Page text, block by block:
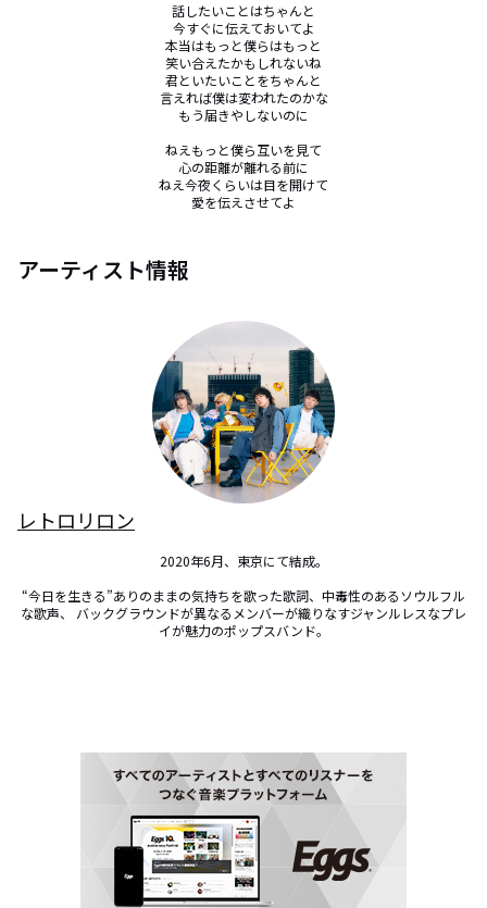
話したいことはちゃんと
今すぐに伝えておいてよ
本当はもっと僕らはもっと
笑い合えたかもしれないね
君といたいことをちゃんと
言えれば僕は変われたのかな
もう届きやしないのに
ねえもっと僕ら互いを見て
心の距離が離れる前に
ねえ今夜くらいは目を開けて
愛を伝えさせてよ
アーティスト情報
レトロリロン
2020年6月、東京にて結成。
“今日を生きる”ありのままの気持ちを歌った歌詞、中毒性のあるソウルフル
な歌声、 バックグラウンドが異なるメンバーが織りなすジャンルレスなプレ
イが魅力のポップスバンド。